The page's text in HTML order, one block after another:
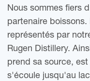
Nous sommes fiers
partenaire boissons.
représentés par
Rugen Distillery.
prend sa source,
s'écoule jusqu'au